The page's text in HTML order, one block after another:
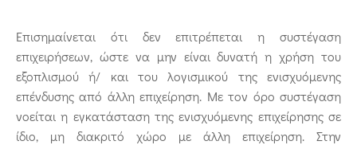
Επισημαίνεται ότι δεν επιτρέπεται η συστέγαση
επιχειρήσεων, ώστε να μην είναι δυνατή η χρήση του
εξοπλισμού ή/ και του λογισμικού της ενισχυόμενης
επένδυσης από άλλη επιχείρηση. Με τον όρο συστέγαση
νοείται η εγκατάσταση της ενισχυόμενης επιχείρησης σε
ίδιο, μη διακριτό χώρο με άλλη επιχείρηση. Στην